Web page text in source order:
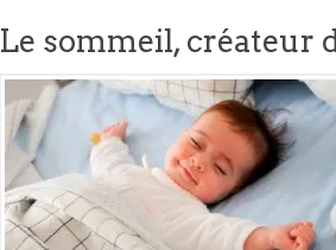
Le sommeil, créateur